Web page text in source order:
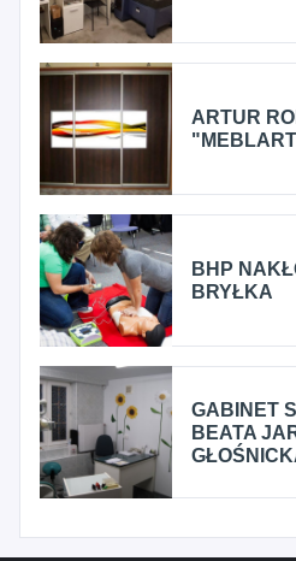
ARTUR
BHP
BRYŁKA
GABINET
BEATA